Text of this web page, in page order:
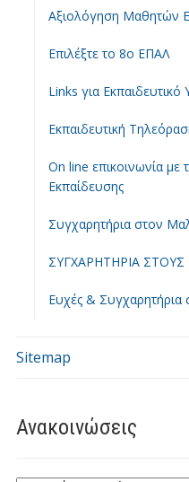
Αξιολόγηση Μαθητών
Επιλέξτε το 8ο ΕΠΑΛ
Links για Εκπαιδευτικό
Εκπαιδευτική
On line επικοινωνία με
Εκπαίδευσης
Συγχαρητήρια στον
ΣΥΓΧΑΡΗΤΗΡΙΑ
Ευχές & Συγχαρητήρια
Sitemap
Ανακοινώσεις